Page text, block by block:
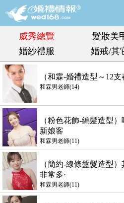
威秀總覽 髮妝美
婚紗禮服
婚戒/其
（和霖-婚禮造型～12支
和霖男老師(14)
（粉色花飾-編髮造型
新娘客
和霖男老師(11)
（簡約-線條盤髮造型
非常多·
和霖男老師(11)